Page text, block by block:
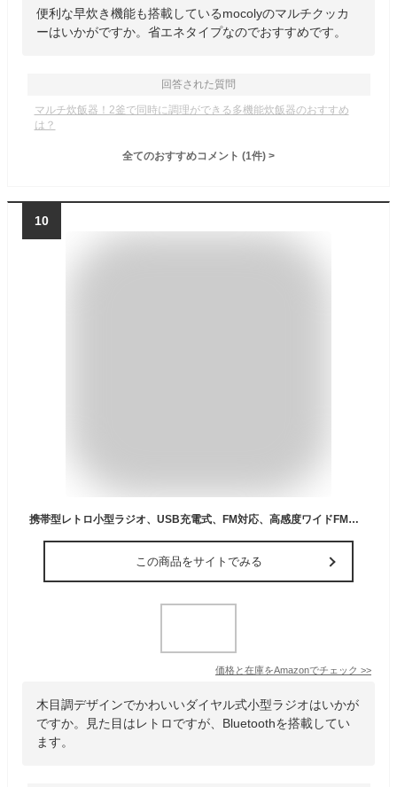
便利な早炊き機能も搭載しているmocolyのマルチクッカ
ーはいかがですか。省エネタイプなのでおすすめです。
回答された質問
マルチ炊飯器！2釜で同時に調理ができる多機能炊飯器のおすすめ
は？
全てのおすすめコメント (1件) >
10
携帯型レトロ小型ラジオ、USB充電式、FM対応、高感度ワイドFMモノラル 、コンパクトサイズ、操作簡単、木製、大音量 、学習・災害用ポケットラジオ、通勤向け TFカード対応（日本語取扱説明書）
この商品をサイトでみる
価格と在庫をAmazonでチェック >>
木目調デザインでかわいいダイヤル式小型ラジオはいかが
ですか。見た目はレトロですが、Bluetoothを搭載してい
ます。